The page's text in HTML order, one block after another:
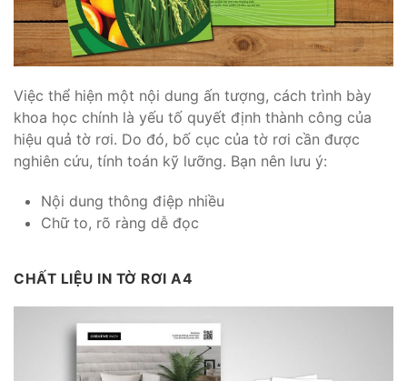
Việc thể hiện một nội dung ấn tượng, cách trình bày
khoa học chính là yếu tố quyết định thành công của
hiệu quả tờ rơi. Do đó, bố cục của tờ rơi cần được
nghiên cứu, tính toán kỹ lưỡng. Bạn nên lưu ý:
Nội dung thông điệp nhiều
Chữ to, rõ ràng dễ đọc
CHẤT LIỆU IN TỜ RƠI A4